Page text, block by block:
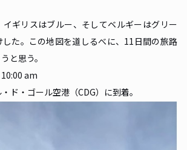
イギリスはブルー、そしてベルギーはグリー
した。この地図を道しるべに、11日間の旅路
と思う。
am
ド・ゴール空港（CDG）に到着。